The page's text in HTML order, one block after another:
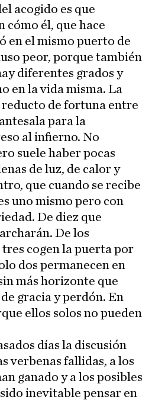
acogido es que
cómo él, que hace
en el mismo puerto de
peor, porque también
diferentes grados y
en la vida misma. La
reducto de fortuna entre
para la
al infierno. No
suele haber pocas
de luz, de calor y
que cuando se recibe
uno mismo pero con
De diez que
De los
cogen la puerta por
dos permanecen en
más horizonte que
gracia y perdón. En
ellos solos no pueden
días la discusión
verbenas fallidas, a los
ganado y a los posibles
inevitable pensar en